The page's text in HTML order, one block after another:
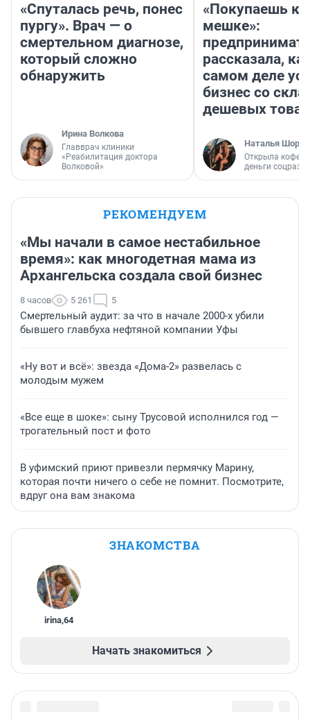
«Спуталась речь, понес
пургу». Врач — о
смертельном диагнозе,
который сложно
обнаружить
Ирина Волкова
Главврач клиники
«Реабилитация доктора
Волковой»
«Покупаешь
мешке»:
рассказала,
самом деле
бизнес со
дешевых
Наталья
Открыла
деньги
РЕКОМЕНДУЕМ
«Мы начали в самое нестабильное
время»: как многодетная мама из
Архангельска создала свой бизнес
8 часов 5 261 5
Смертельный аудит: за что в начале 2000-х убили
бывшего главбуха нефтяной компании Уфы
«Ну вот и всё»: звезда «Дома-2» развелась с
молодым мужем
«Все еще в шоке»: сыну Трусовой исполнился год —
трогательный пост и фото
В уфимский приют привезли пермячку Марину,
которая почти ничего о себе не помнит. Посмотрите,
вдруг она вам знакома
ЗНАКОМСТВА
irina,64
Начать знакомиться